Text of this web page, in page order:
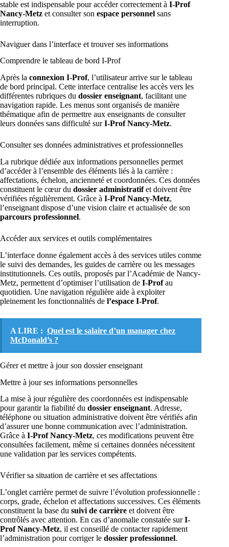
stable est indispensable pour accéder correctement à I-Prof
Nancy-Metz et consulter son espace personnel sans
interruption.
Naviguer dans l’interface et trouver ses informations
Comprendre le tableau de bord I-Prof
Après la connexion I-Prof, l’utilisateur arrive sur le tableau
de bord principal. Cette interface centralise les accès vers les
différentes rubriques du dossier enseignant, facilitant une
navigation rapide. Les menus sont organisés de manière
thématique afin de permettre aux enseignants de consulter
leurs données sans difficulté surI-Prof Nancy-Metz.
Consulter ses données administratives et professionnelles
La rubrique dédiée aux informations personnelles permet
d’accéder à l’ensemble des éléments liés à la carrière :
affectations, échelon, ancienneté et coordonnées. Ces données
constituent le cœur du dossier administratifet doivent être
vérifiées régulièrement. Grâce à I-Prof Nancy-Metz,
l’enseignant dispose d’une vision claire et actualisée de son
parcours professionnel.
Accéder aux services et outils complémentaires
L’interface donne également accès à des services utiles comme
le suivi des demandes, les guides de carrière ou les messages
institutionnels. Ces outils, proposés par l’Académie de Nancy-
Metz, permettent d’optimiser l’utilisation de I-Profau
quotidien. Une navigation régulière aide à exploiter
pleinement les fonctionnalités de l’espace I-Prof.
A LIRE : Quel est le salaire d’un manager chez
McDonald’s ?
Gérer et mettre à jour son dossier enseignant
Mettre à jour ses informations personnelles
La mise à jour régulière des coordonnées est indispensable
pour garantir la fiabilité du dossier enseignant. Adresse,
téléphone ou situation administrative doivent être vérifiés afin
d’assurer une bonne communication avec l’administration.
Grâce à I-Prof Nancy-Metz, ces modifications peuvent être
consultées facilement, même si certaines données nécessitent
une validation par les services compétents.
Vérifier sa situation de carrière et ses affectations
L’onglet carrière permet de suivre l’évolution professionnelle :
corps, grade, échelon et affectations successives. Ces éléments
constituent la base du suivi de carrière et doivent être
contrôlés avec attention. En cas d’anomalie constatée surI-
Prof Nancy-Metz, il est conseillé de contacter rapidement
l’administration pour corriger le dossier professionnel.